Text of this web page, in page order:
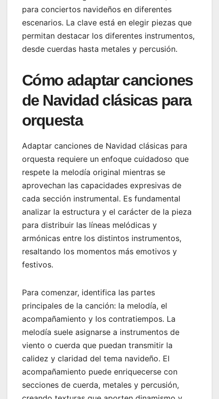
para conciertos navideños en diferentes
escenarios. La clave está en elegir piezas que
permitan destacar los diferentes instrumentos,
desde cuerdas hasta metales y percusión.
Cómo adaptar canciones
de Navidad clásicas para
orquesta
Adaptar canciones de Navidad clásicas para
orquesta requiere un enfoque cuidadoso que
respete la melodía original mientras se
aprovechan las capacidades expresivas de
cada sección instrumental. Es fundamental
analizar la estructura y el carácter de la pieza
para distribuir las líneas melódicas y
armónicas entre los distintos instrumentos,
resaltando los momentos más emotivos y
festivos.
Para comenzar, identifica las partes
principales de la canción: la melodía, el
acompañamiento y los contratiempos. La
melodía suele asignarse a instrumentos de
viento o cuerda que puedan transmitir la
calidez y claridad del tema navideño. El
acompañamiento puede enriquecerse con
secciones de cuerda, metales y percusión,